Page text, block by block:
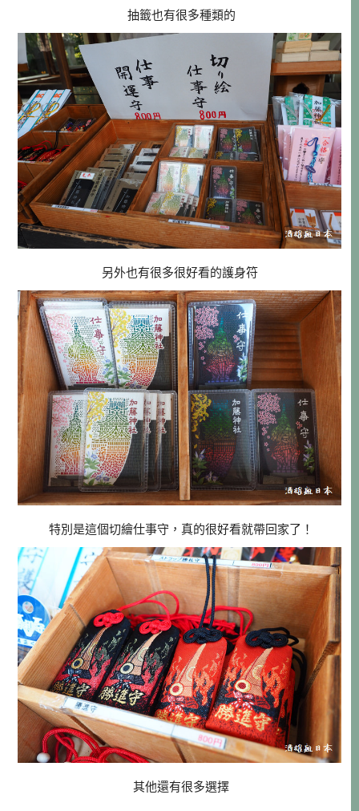
抽籤也有很多種類的
另外也有很多很好看的護身符
特別是這個切繪仕事守，真的很好看就帶回家了！
其他還有很多選擇